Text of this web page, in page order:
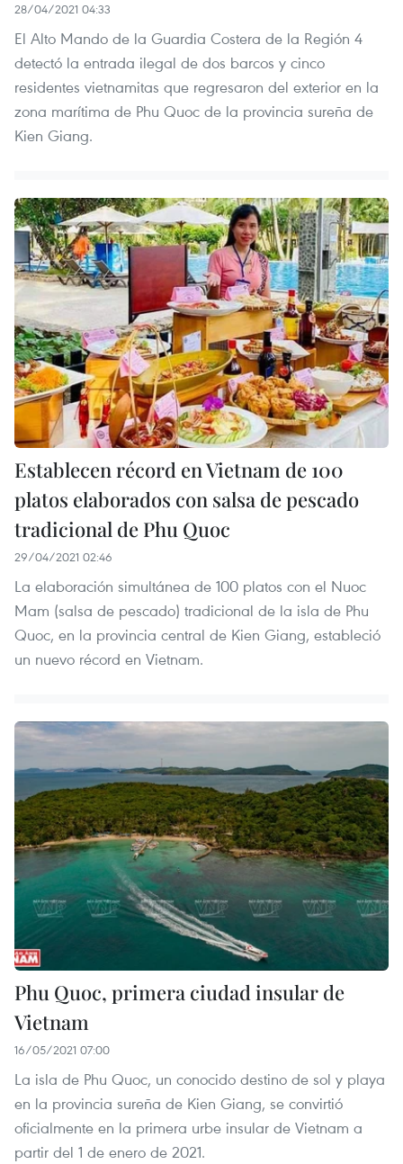
28/04/2021 04:33
El Alto Mando de la Guardia Costera de la Región 4
detectó la entrada ilegal de dos barcos y cinco
residentes vietnamitas que regresaron del exterior en la
zona marítima de Phu Quoc de la provincia sureña de
Kien Giang.
Establecen récord en Vietnam de 100
platos elaborados con salsa de pescado
tradicional de Phu Quoc
29/04/2021 02:46
La elaboración simultánea de 100 platos con el Nuoc
Mam (salsa de pescado) tradicional de la isla de Phu
Quoc, en la provincia central de Kien Giang, estableció
un nuevo récord en Vietnam.
Phu Quoc, primera ciudad insular de
Vietnam
16/05/2021 07:00
La isla de Phu Quoc, un conocido destino de sol y playa
en la provincia sureña de Kien Giang, se convirtió
oficialmente en la primera urbe insular de Vietnam a
partir del 1 de enero de 2021.